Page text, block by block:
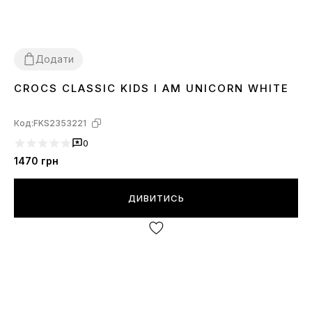
Додати
252629 30313233 3435
CROCS CLASSIC KIDS I AM UNICORN WHITE
Код:FKS2353221
0
1470 грн
ДИВИТИСЬ